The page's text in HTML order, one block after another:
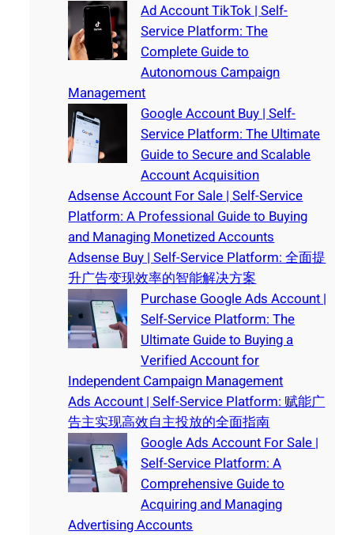
Ad Account TikTok | Self-
Service Platform: The
Complete Guide to
Autonomous Campaign
Management
Google Account Buy | Self-
Service Platform: The Ultimate
Guide to Secure and Scalable
Account Acquisition
Adsense Account For Sale | Self-Service
Platform: A Professional Guide to Buying
and Managing Monetized Accounts
Adsense Buy | Self-Service Platform: 全面提
升广告变现效率的智能解决方案
Purchase Google Ads Account |
Self-Service Platform: The
Ultimate Guide to Buying a
Verified Account for
Independent Campaign Management
Ads Account | Self-Service Platform: 赋能广
告主实现高效自主投放的全面指南
Google Ads Account For Sale |
Self-Service Platform: A
Comprehensive Guide to
Acquiring and Managing
Advertising Accounts